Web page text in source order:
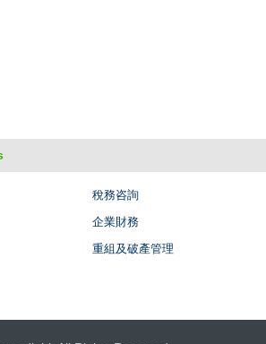
稅務咨詢
企業財務
重組及破產管理